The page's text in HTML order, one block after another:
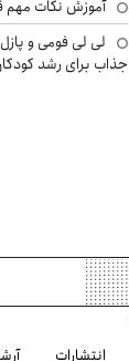
آموزش نکات مهم
لی لی فومی و
جذاب برای رشد
انتشارات